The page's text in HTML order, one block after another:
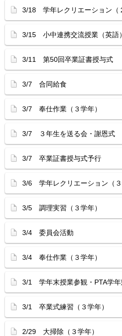
3/18 学年レクリエーション（
3/15 小中連携交流授業（英語）
3/11 第50回卒業証書授与式
3/7 合同給食
3/7 奉仕作業（３学年）
3/7 ３年生を送る会・謝恩式
3/7 卒業証書授与式予行
3/6 学年レクリエーション（３
3/5 調理実習（３学年）
3/4 委員会活動
3/4 奉仕作業（３学年）
3/1 学年末授業参観・PTA学年
3/1 卒業式練習（３学年）
2/29 大掃除（３学年）